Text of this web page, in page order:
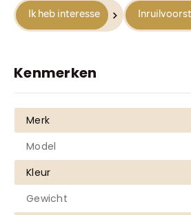
Ik heb interesse
Kenmerken
Merk
Model
Kleur
Gewicht